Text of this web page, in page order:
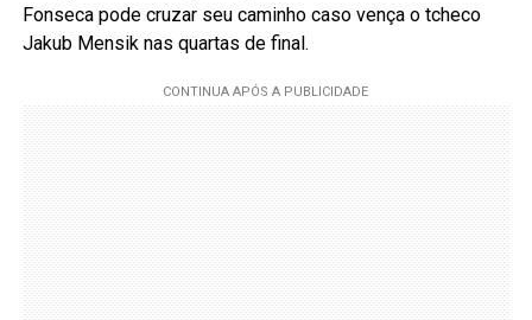
Fonseca pode cruzar seu caminho caso vença o tcheco
Jakub Mensik nas quartas de final.